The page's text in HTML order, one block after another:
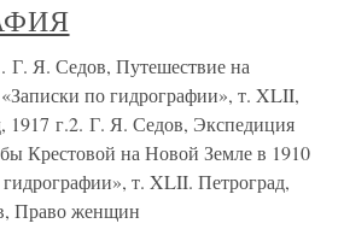
Я. Седов, Путешествие на
по гидрографии», т. XLII,
1917 г.2. Г. Я. Седов, Экспедиция
Крестовой на Новой Земле в 1910
т. XLII. Петроград,
Право женщин